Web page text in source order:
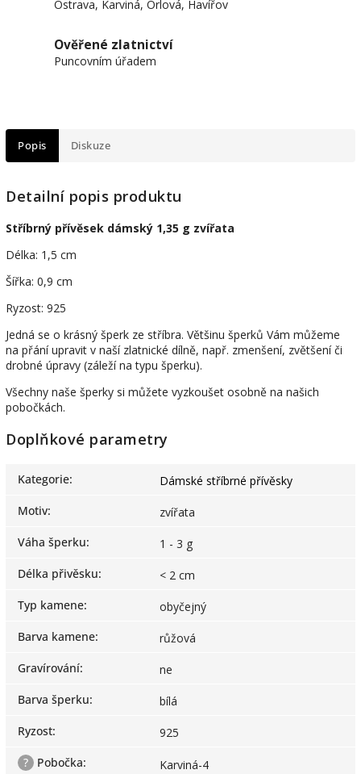
Ostrava, Karviná, Orlová, Havířov
Ověřené zlatnictví
Puncovním úřadem
Popis Diskuze
Detailní popis produktu
Stříbrný přívěsek dámský 1,35 g zvířata
Délka: 1,5 cm
Šířka: 0,9 cm
Ryzost: 925
Jedná se o krásný šperk ze stříbra. Většinu šperků Vám můžeme
na přání upravit v naší zlatnické dílně, např. zmenšení, zvětšení či
drobné úpravy (záleží na typu šperku).
Všechny naše šperky si můžete vyzkoušet osobně na našich
pobočkách.
Doplňkové parametry
Kategorie:
Dámské stříbrné přívěsky
Motiv:
zvířata
Váha šperku:
1 - 3 g
Délka přivěsku:
< 2 cm
Typ kamene:
obyčejný
Barva kamene:
růžová
Gravírování:
ne
Barva šperku:
bílá
Ryzost:
925
?
Pobočka:
Karviná-4